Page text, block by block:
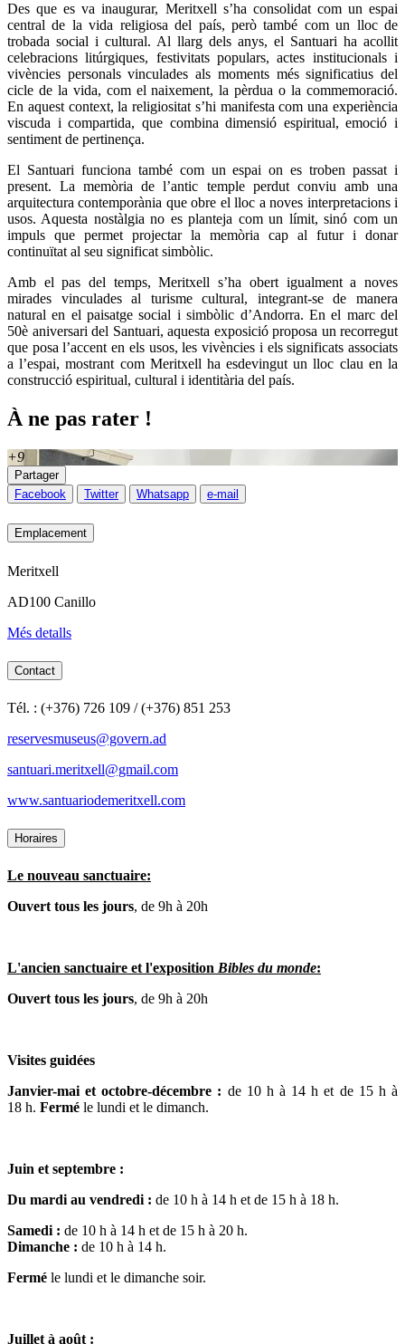
Des que es va inaugurar, Meritxell s’ha consolidat com un espai
central de la vida religiosa del país, però també com un lloc de
trobada social i cultural. Al llarg dels anys, el Santuari ha acollit
celebracions litúrgiques, festivitats populars, actes institucionals i
vivències personals vinculades als moments més significatius del
cicle de la vida, com el naixement, la pèrdua o la commemoració.
En aquest context, la religiositat s’hi manifesta com una experiència
viscuda i compartida, que combina dimensió espiritual, emoció i
sentiment de pertinença.
El Santuari funciona també com un espai on es troben passat i
present. La memòria de l’antic temple perdut conviu amb una
arquitectura contemporània que obre el lloc a noves interpretacions i
usos. Aquesta nostàlgia no es planteja com un límit, sinó com un
impuls que permet projectar la memòria cap al futur i donar
continuïtat al seu significat simbòlic.
Amb el pas del temps, Meritxell s’ha obert igualment a noves
mirades vinculades al turisme cultural, integrant-se de manera
natural en el paisatge social i simbòlic d’Andorra. En el marc del
50è aniversari del Santuari, aquesta exposició proposa un recorregut
que posa l’accent en els usos, les vivències i els significats associats
a l’espai, mostrant com Meritxell ha esdevingut un lloc clau en la
construcció espiritual, cultural i identitària del país.
À ne pas rater !
+9
Partager
Facebook
Twitter Whatsapp e-mail
Emplacement
Meritxell
AD100 Canillo
Més detalls
Contact
Tél. : (+376) 726 109 / (+376) 851 253
reservesmuseus@govern.ad
santuari.meritxell@gmail.com
www.santuariodemeritxell.com
Horaires
Le nouveau sanctuaire:
Ouvert tous les jours, de 9h à 20h
L'ancien sanctuaire et l'exposition Bibles du monde:
Ouvert tous les jours, de 9h à 20h
Visites guidées
Janvier-mai et octobre-décembre : de 10 h à 14 h et de 15 h à
18 h. Fermé le lundi et le dimanch.
Juin et septembre :
Du mardi au vendredi : de 10 h à 14 h et de 15 h à 18 h.
Samedi : de 10 h à 14 h et de 15 h à 20 h.
Dimanche : de 10 h à 14 h.
Fermé le lundi et le dimanche soir.
Juillet à août :